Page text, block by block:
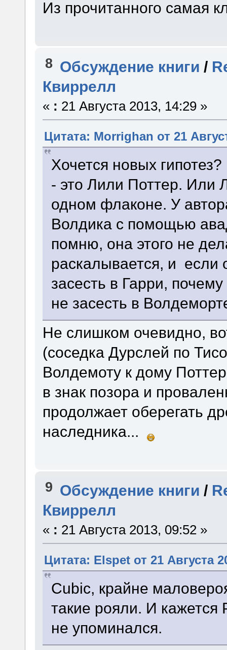
Из прочитанного самая
8 Обсуждение книги /
Квиррелл
« : 21 Августа 2013, 14:29 »
Цитата: Morrighan от 21
Хочется новых
- это Лили Поттер. Или
одном флаконе. У
Волдика с помощью
помню, она этого не
раскалывается, и если
засесть в Гарри,
не засесть в
Не слишком очевидно,
(соседка Дурслей по
Волдемоту к дому
в знак позора и
продолжает оберегать
наследника...
9 Обсуждение книги /
Квиррелл
« : 21 Августа 2013, 09:52 »
Цитата: Elspet от 21 Августа
Cubic, крайне
такие рояли. И кажется
не упоминался.